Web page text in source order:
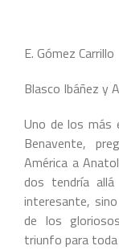
E. Gómez Carrillo
Blasco Ibáñez y
Uno de los más
Benavente,
América a
dos tendría
interesante,
de los
triunfo para